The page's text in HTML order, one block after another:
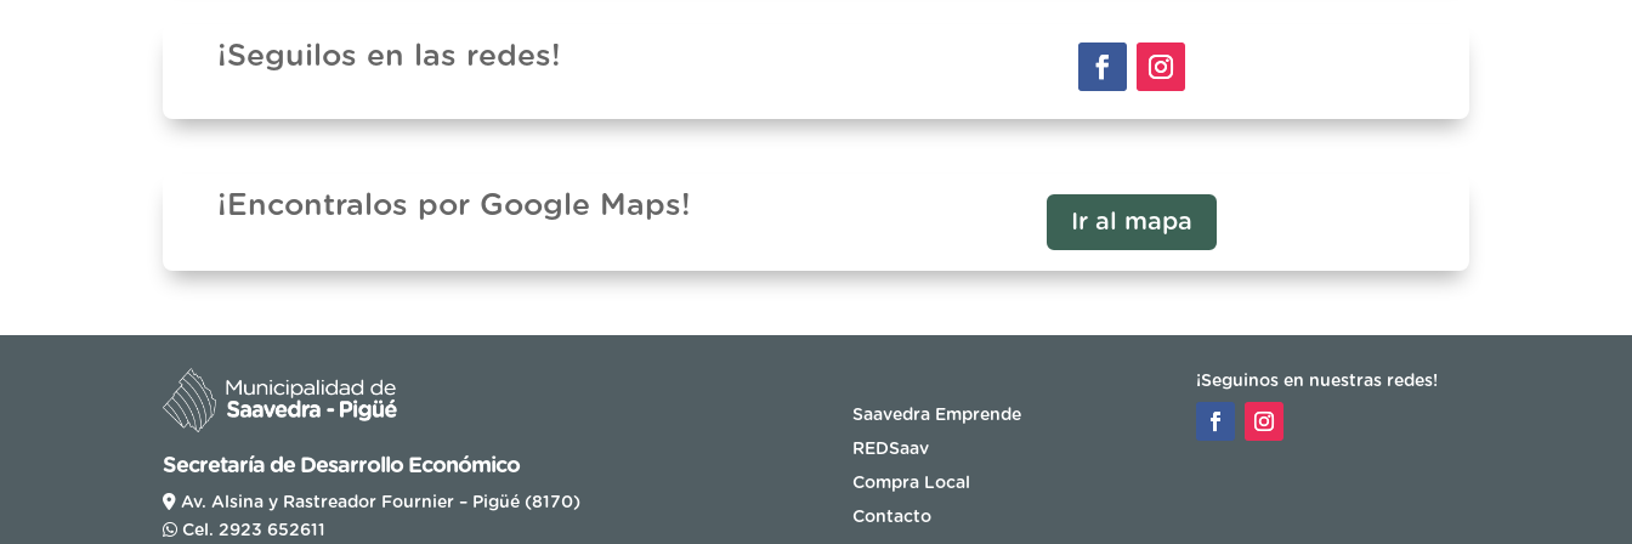
¡Seguilos en las redes!
¡Encontralos por Google Maps!
Ir al mapa
Secretaría de Desarrollo Económico
Av. Alsina y Rastreador Fournier – Pigüé (8170)
Cel. 2923 652611
Saavedra Emprende
REDSaav
Compra Local
Contacto
¡Seguinos en nuestras redes!